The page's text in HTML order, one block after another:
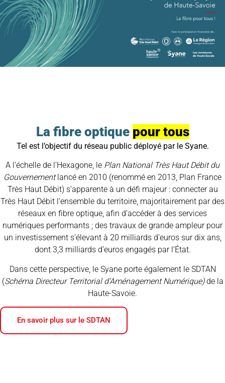
La fibre optique pour tous
Tel est l’objectif du réseau public déployé par le Syane.
A l’échelle de l’Hexagone, le Plan National Très Haut Débit du
Gouvernementlancé en 2010 (renommé en 2013, Plan France
Très Haut Débit) s’apparente à un défi majeur : connecter au
Très Haut Débit l’ensemble du territoire, majoritairement par des
réseaux en fibre optique, afin d’accéder à des services
numériques performants ; des travaux de grande ampleur pour
un investissement s’élevant à 20 milliards d’euros sur dix ans,
dont 3,3 milliards d’euros engagés par l’État.
Dans cette perspective, le Syane porte également le SDTAN
(Schéma Directeur Territorial d’Aménagement Numérique)de la
Haute-Savoie.
En savoir plus sur le SDTAN